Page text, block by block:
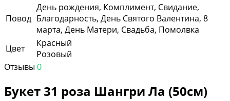
Повод
День рождения, Комплимент, Свидание,
Благодарность, День Святого Валентина, 8
марта, День Матери, Свадьба, Помолвка
Цвет
Красный
Розовый
Отзывы 0
Букет 31 роза Шангри Ла (50см)